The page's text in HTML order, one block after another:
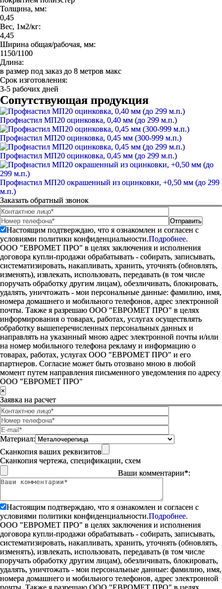
Толщина, мм:
0,45
Вес, 1м2/кг:
4,45
Ширина общая/рабочая, мм:
1150/1100
Длина:
в размер под заказ до 8 метров макс
Срок изготовления:
3-5 рабочих дней
Сопутствующая продукция
Профнастил МП20 оцинковка, 0,40 мм (до 299 м.п.)
Профнастил МП20 оцинковка, 0,45 мм (300-999 м.п.)
Профнастил МП20 оцинковка, 0,45 мм (до 299 м.п.)
Профнастил МП20 окрашенный из оцинковки, +0,50 мм (до 299
м.п.)
Заказать обратный звонок
Настоящим подтверждаю, что я ознакомлен и согласен с
условиями политики конфиденциальности.Подробнее.
ООО "ЕВРОМЕТ ПРО" в целях заключения и исполнения
договора купли-продажи обрабатывать - собирать, записывать,
систематизировать, накапливать, хранить, уточнять (обновлять,
изменять), извлекать, использовать, передавать (в том числе
поручать обработку другим лицам), обезличивать, блокировать,
удалять, уничтожать - мои персональные данные: фамилию, имя,
номера домашнего и мобильного телефонов, адрес электронной
почты. Также я разрешаю ООО "ЕВРОМЕТ ПРО" в целях
информирования о товарах, работах, услугах осуществлять
обработку вышеперечисленных персональных данных и
направлять на указанный мною адрес электронной почты и/или
на номер мобильного телефона рекламу и информацию о
товарах, работах, услугах ООО "ЕВРОМЕТ ПРО" и его
партнеров. Согласие может быть отозвано мною в любой
момент путем направления письменного уведомления по адресу
ООО "ЕВРОМЕТ ПРО"
×
Заявка на расчет
Материал:
Сканкопия ваших реквизитов
Сканкопия чертежа, спецификации, схем
Ваши комментарии*:
Настоящим подтверждаю, что я ознакомлен и согласен с
условиями политики конфиденциальности.Подробнее.
ООО "ЕВРОМЕТ ПРО" в целях заключения и исполнения
договора купли-продажи обрабатывать - собирать, записывать,
систематизировать, накапливать, хранить, уточнять (обновлять,
изменять), извлекать, использовать, передавать (в том числе
поручать обработку другим лицам), обезличивать, блокировать,
удалять, уничтожать - мои персональные данные: фамилию, имя,
номера домашнего и мобильного телефонов, адрес электронной
почты. Также я разрешаю ООО "ЕВРОМЕТ ПРО" в целях